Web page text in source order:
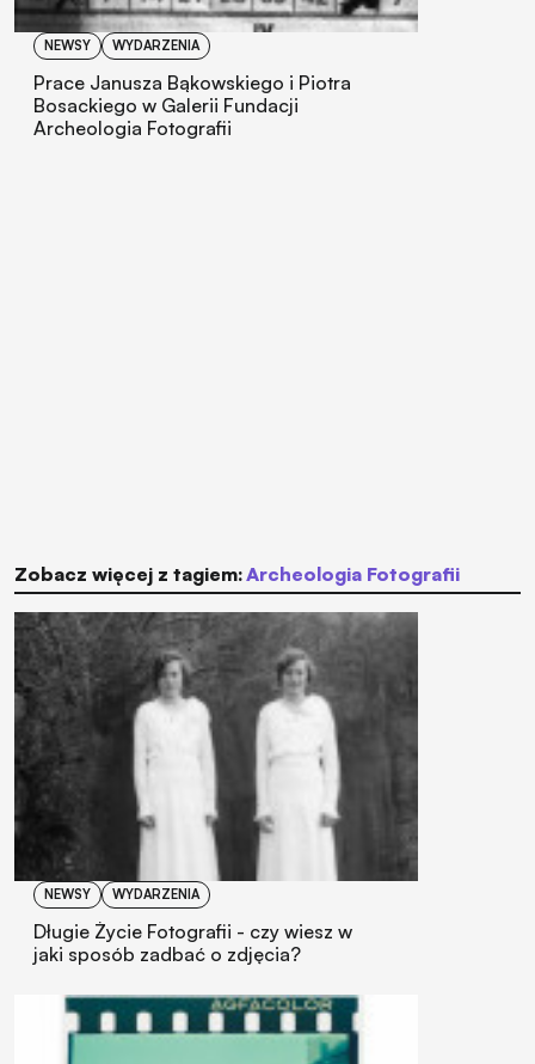
NEWSY WYDARZENIA
Prace Janusza Bąkowskiego i Piotra
Bosackiego w Galerii Fundacji
Archeologia Fotografii
Zobacz więcej z tagiem: Archeologia Fotografii
NEWSY WYDARZENIA
Długie Życie Fotografii - czy wiesz w
jaki sposób zadbać o zdjęcia?